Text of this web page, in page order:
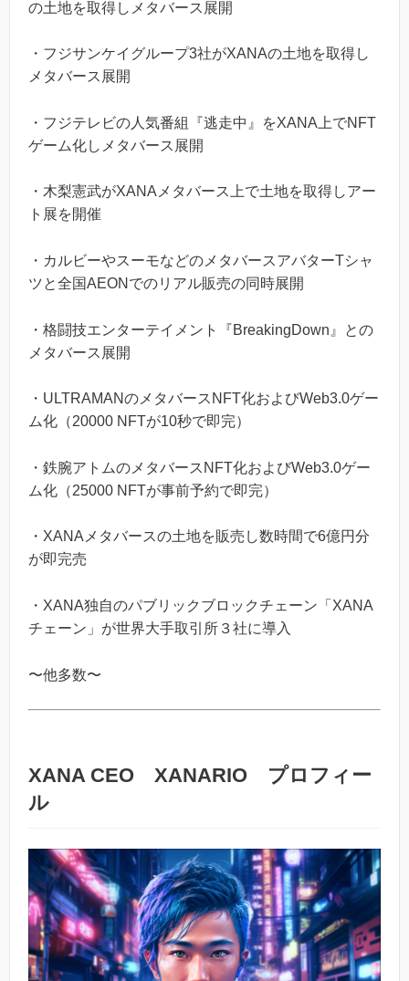
の土地を取得しメタバース展開
・フジサンケイグループ3社がXANAの土地を取得し
メタバース展開
・フジテレビの人気番組『逃走中』をXANA上でNFT
ゲーム化しメタバース展開
・木梨憲武がXANAメタバース上で土地を取得しアー
ト展を開催
・カルビーやスーモなどのメタバースアバターTシャ
ツと全国AEONでのリアル販売の同時展開
・格闘技エンターテイメント『BreakingDown』との
メタバース展開
・ULTRAMANのメタバースNFT化およびWeb3.0ゲー
ム化（20000 NFTが10秒で即完）
・鉄腕アトムのメタバースNFT化およびWeb3.0ゲー
ム化（25000 NFTが事前予約で即完）
・XANAメタバースの土地を販売し数時間で6億円分
が即完売
・XANA独自のパブリックブロックチェーン「XANA
チェーン」が世界大手取引所３社に導入
〜他多数〜
XANA CEO XANARIO プロフィー
ル